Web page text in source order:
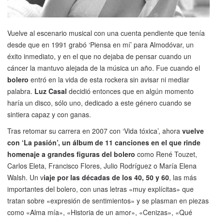
Vuelve al escenario musical con una cuenta pendiente que tenía
desde que en 1991 grabó ‘Piensa en mí’ para Almodóvar, un
éxito inmediato, y en el que no dejaba de pensar cuando un
cáncer la mantuvo alejada de la música un año. Fue cuando el
bolero entró en la vida de esta rockera sin avisar ni mediar
palabra. Luz Casal decidió entonces que en algún momento
haría un disco, sólo uno, dedicado a este género cuando se
sintiera capaz y con ganas.
Tras retomar su carrera en 2007 con ‘Vida tóxica’, ahora vuelve
con ‘La pasión’, un álbum de 11 canciones en el que rinde
homenaje a grandes figuras del bolero como René Touzet,
Carlos Eleta, Francisco Flores, Julio Rodríguez o María Elena
Walsh. Un viaje por las décadas de los 40, 50 y 60, las más
importantes del bolero, con unas letras «muy explícitas» que
tratan sobre «expresión de sentimientos» y se plasman en piezas
como «Alma mía», «Historia de un amor», «Cenizas», «Qué